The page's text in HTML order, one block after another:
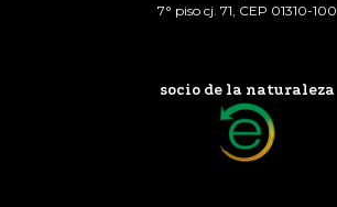
7° piso cj. 71, CEP 01310-100
socio de la naturaleza